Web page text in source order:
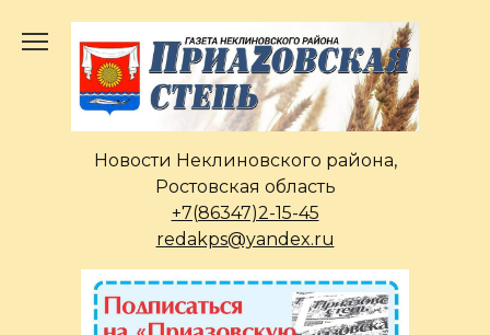
содержанию
Новости Неклиновского района,
Ростовская область
+7(86347)2-15-45
redakps@yandex.ru